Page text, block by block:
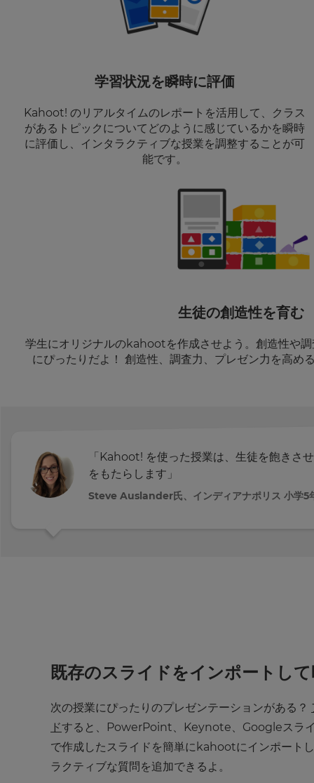
学習状況を瞬時に評価
Kahoot! のリアルタイムのレポートを活用して、クラス
があるトピックについてどのように感じているかを瞬時
に評価し、インタラクティブな授業を調整することが可
能です。
生徒の創造性を育む
学生にオリジナルのkahootを作成させよう。創造性や
にぴったりだよ！ 創造性、調査力、プレゼン力を高め
「Kahoot! を使った授業は、生徒を飽きさ
をもたらします」
Steve Auslander氏、インディアナポリス 小学5
既存のスライドをインポートし
次の授業にぴったりのプレゼンテーションがある？
ドすると、PowerPoint、Keynote、Googleスラ
で作成したスライドを簡単にkahootにインポート
ラクティブな質問を追加できるよ。
Update
your
settings.
country
purposes.
Language